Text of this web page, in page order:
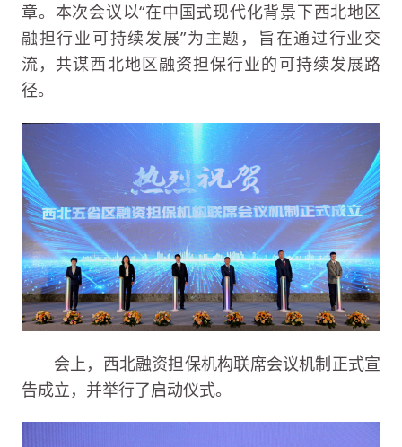
章。本次会议以“在中国式现代化背景下西北地区
融担行业可持续发展”为主题，旨在通过行业交
流，共谋西北地区融资担保行业的可持续发展路
径。
会上，西北融资担保机构联席会议机制正式宣
告成立，并举行了启动仪式。